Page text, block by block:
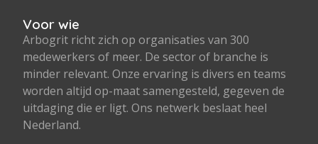
Voor wie
Arbogrit richt zich op organisaties van 300
medewerkers of meer. De sector of branche is
minder relevant. Onze ervaring is divers en teams
worden altijd op-maat samengesteld, gegeven de
uitdaging die er ligt. Ons netwerk beslaat heel
Nederland.